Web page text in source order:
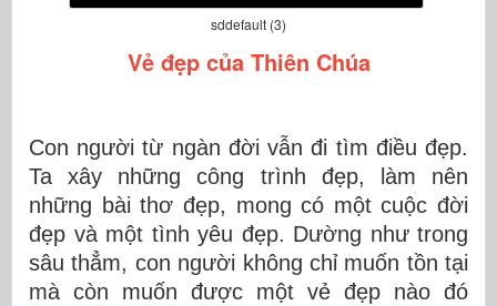
sddefault (3)
Vẻ đẹp của Thiên Chúa
Con người từ ngàn đời vẫn đi tìm điều đẹp.
Ta xây những công trình đẹp, làm nên
những bài thơ đẹp, mong có một cuộc đời
đẹp và một tình yêu đẹp. Dường như trong
sâu thẳm, con người không chỉ muốn tồn tại
mà còn muốn được một vẻ đẹp nào đó